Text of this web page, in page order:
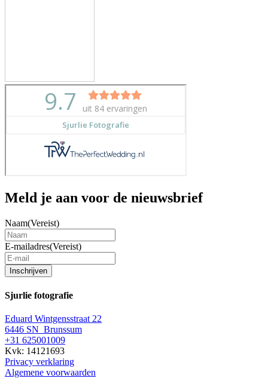
Meld je aan voor de nieuwsbrief
Naam(Vereist)
E-mailadres(Vereist)
Inschrijven
Sjurlie fotografie
Eduard Wintgensstraat 22
6446 SN Brunssum
+31 625001009
Kvk: 14121693
Privacy verklaring
Algemene voorwaarden